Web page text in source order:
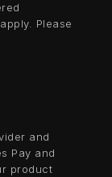
Please
and
Pay and
product